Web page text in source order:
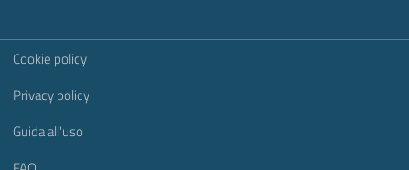
Sezione Link Utili
Cookie policy
Privacy policy
Guida all'uso